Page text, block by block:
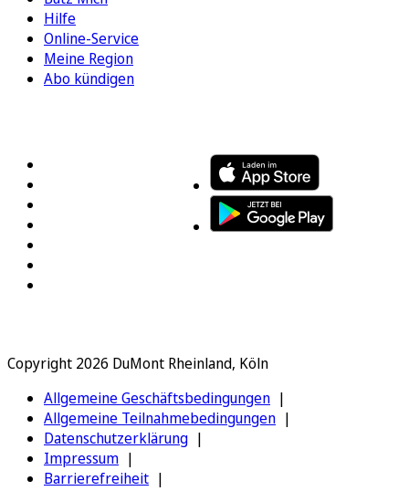
Hilfe
Online-Service
Meine Region
Abo kündigen
Copyright 2026 DuMont Rheinland, Köln
Allgemeine Geschäftsbedingungen
Allgemeine Teilnahmebedingungen
Datenschutzerklärung
Impressum
Barrierefreiheit